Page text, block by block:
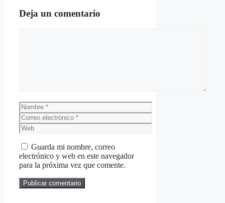
Deja un comentario
Nombre
Correo
electrónico
Web
Guarda mi nombre, correo
electrónico y web en este navegador
para la próxima vez que comente.